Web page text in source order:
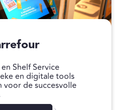
Shelf Service
en digitale tools
de succesvolle